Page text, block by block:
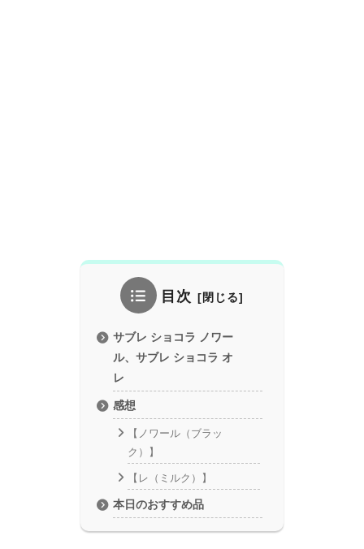
目次
サブレ ショコラ ノワー
ル、サブレ ショコラ オ
レ
感想
【ノワール（ブラッ
ク）】
【レ（ミルク）】
本日のおすすめ品